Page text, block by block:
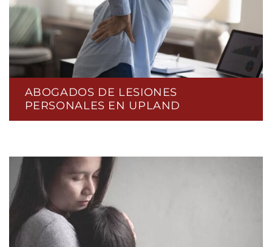
ABOGADOS DE LESIONES
PERSONALES EN UPLAND